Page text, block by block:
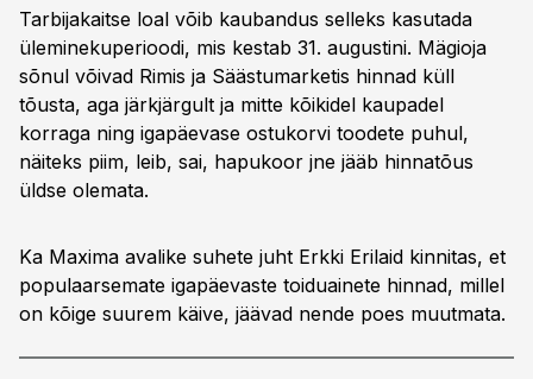
Tarbijakaitse loal võib kaubandus selleks kasutada
üleminekuperioodi, mis kestab 31. augustini. Mägioja
sõnul võivad Rimis ja Säästumarketis hinnad küll
tõusta, aga järkjärgult ja mitte kõikidel kaupadel
korraga ning igapäevase ostukorvi toodete puhul,
näiteks piim, leib, sai, hapukoor jne jääb hinnatõus
üldse olemata.
Ka Maxima avalike suhete juht Erkki Erilaid kinnitas, et
populaarsemate igapäevaste toiduainete hinnad, millel
on kõige suurem käive, jäävad nende poes muutmata.